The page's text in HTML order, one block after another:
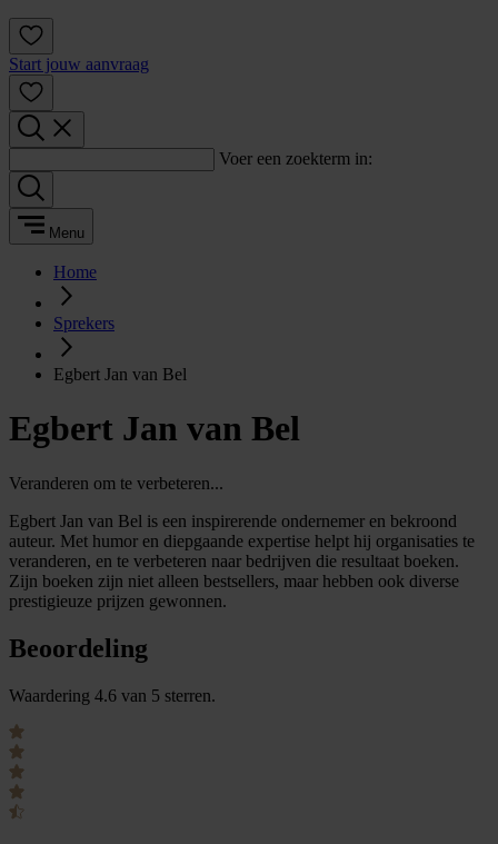
Start jouw aanvraag
Voer een zoekterm in:
Menu
Home
Sprekers
Egbert Jan van Bel
Egbert Jan van Bel
Veranderen om te verbeteren...
Egbert Jan van Bel is een inspirerende ondernemer en bekroond
auteur. Met humor en diepgaande expertise helpt hij organisaties te
veranderen, en te verbeteren naar bedrijven die resultaat boeken.
Zijn boeken zijn niet alleen bestsellers, maar hebben ook diverse
prestigieuze prijzen gewonnen.
Beoordeling
Waardering 4.6 van 5 sterren.